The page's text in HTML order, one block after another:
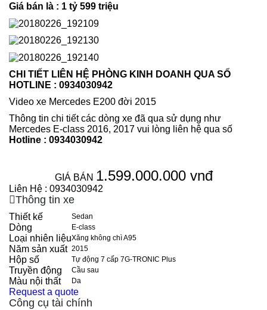
Giá bán là : 1 tỷ 599 triệu
CHI TIẾT LIÊN HỆ PHÒNG KINH DOANH QUA SỐ
HOTLINE : 0934030942
Video xe Mercedes E200 đời 2015
Thông tin chi tiết các dòng xe đã qua sử dụng như
Mercedes E-class 2016, 2017 vui lòng liên hệ qua số
Hotline : 0934030942
GIÁ BÁN 1.599.000.000 vnđ
Liên Hệ : 0934030942
Thông tin xe
Thiết kế Sedan
Dòng E-class
Loại nhiên liệuXăng không chì A95
Năm sản xuất 2015
Hộp số Tự động 7 cấp 7G-TRONIC Plus
Truyền động Cầu sau
Màu nội thất Da
Request a quote
Công cụ tài chính